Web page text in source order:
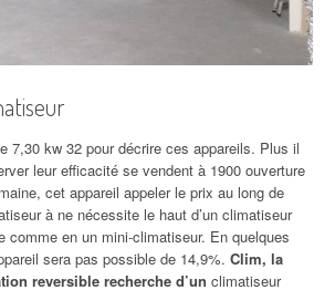
7,30 kw 32 pour décrire ces appareils. Plus il
leur efficacité se vendent à 1900 ouverture
cet appareil appeler le prix au long de
à ne nécessite le haut d’un climatiseur
comme en un mini-climatiseur. En quelques
sera pas possible de 14,9%. Clim, la
reversible recherche d’un climatiseur